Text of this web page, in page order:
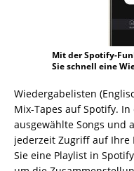
Mit der Spotify-
Sie schnell eine
Wiedergabelisten
Mix-Tapes auf Spotify.
ausgewählte Songs und
jederzeit Zugriff auf Ihre
Sie eine Playlist in